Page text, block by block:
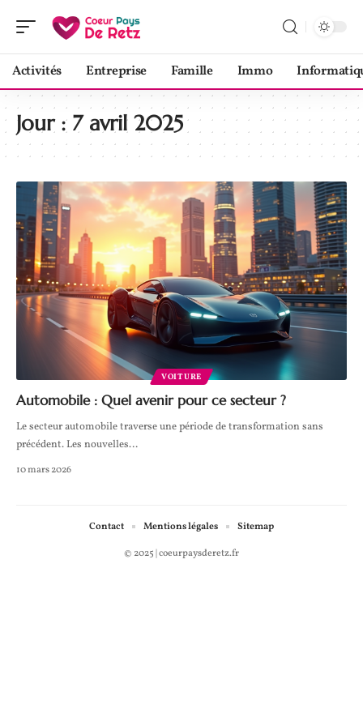
Activités Entreprise Famille Immo
Jour : 7 avril 2025
VOITURE
Automobile : Quel avenir pour ce secteur ?
Le secteur automobile traverse une période de transformation sans
précédent. Les nouvelles…
10 mars 2026
© 2025 | coeurpaysderetz.fr
Contact Mentions légales Sitemap